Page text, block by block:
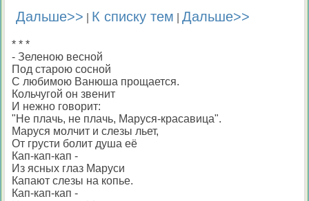
Дальше>>
К списку тем |Дальше>>
* * *
- Зеленою весной
Под старою сосной
С любимою Ванюша прощается.
Кольчугой он звенит
И нежно говорит:
"Не плачь, не плачь, Маруся-красавица".
Маруся молчит и слезы льет,
От грусти болит душа её
Кап-кап-кап -
Из ясных глаз Маруси
Капают слезы на копье.
Кап-кап-кап -